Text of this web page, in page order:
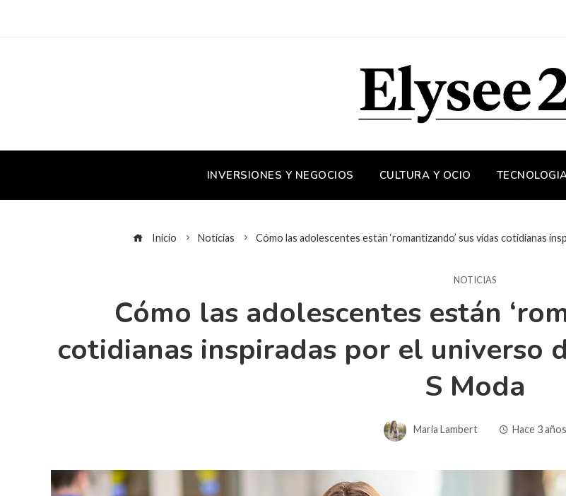
INVERSIONES Y NEGOCIOS CULTURA Y OCIO
Inicio Noticias Cómo las adolescentes están ‘romantizando’ sus vidas cotidianas
NOTICIAS
Cómo las adolescentes están
cotidianas inspiradas por el universo
S Moda
Maria Lambert Hace 3 años